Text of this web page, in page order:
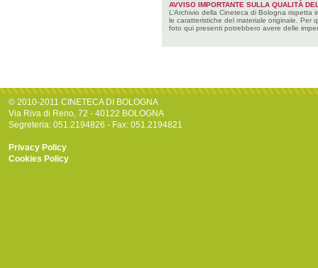
AVVISO IMPORTANTE SULLA QUALITÀ
L’Archivio della Cineteca di Bologna rispetta
le caratteristiche del materiale originale. Per
foto qui presenti potrebbero avere delle
© 2010-2011 CINETECA DI BOLOGNA
Via Riva di Reno, 72 - 40122 BOLOGNA
Segreteria: 051.2194826 - Fax: 051.2194821
Privacy Policy
Cookies Policy